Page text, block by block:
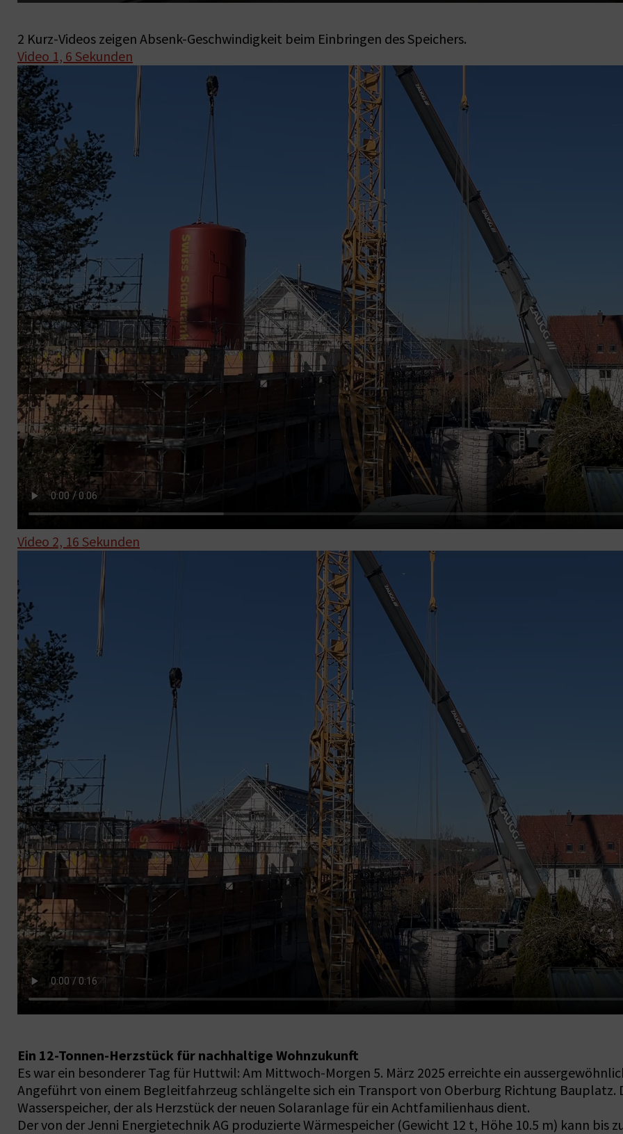
2 Kurz-Videos zeigen Absenk-Geschwindigkeit beim Einbringen des Speichers.
Video 1, 6 Sekunden
Video 2, 16 Sekunden
Ein 12-Tonnen-Herzstück für nachhaltige Wohnzukunft
Es war ein besonderer Tag für Huttwil: Am Mittwoch-Morgen 5. März 2025 erreichte ein
Angeführt von einem Begleitfahrzeug schlängelte sich ein Transport von Oberburg Richtung Bauplatz.
Wasserspeicher, der als Herzstück der neuen Solaranlage für ein Achtfamilienhaus dient.
Der von der Jenni Energietechnik AG produzierte Wärmespeicher (Gewicht 12 t, Höhe 10.5 m) kann bis